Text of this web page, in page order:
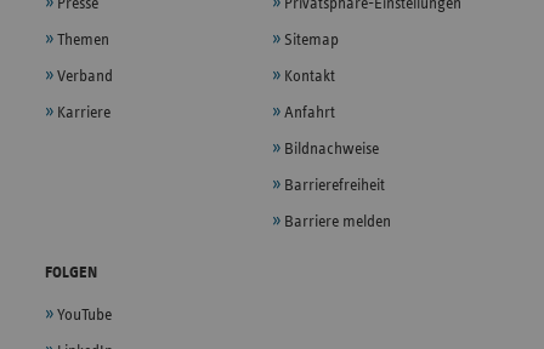
Presse
Themen
Verband
Karriere
Privatsphäre-Einstellungen
Sitemap
Kontakt
Anfahrt
Bildnachweise
Barrierefreiheit
Barriere melden
FOLGEN
YouTube